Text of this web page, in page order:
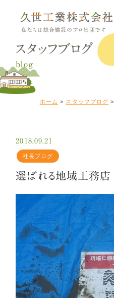
スタッフブログ
blog
ホーム > スタッフブログ >
2018.09.21
社長ブログ
選ばれる地域工務店